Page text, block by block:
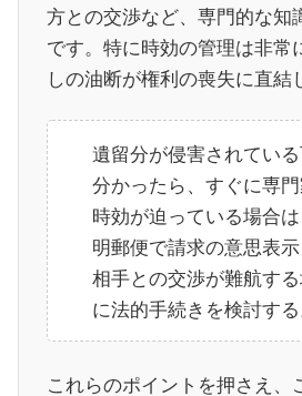
方との交渉など、専門的な知
です。特に時効の管理は非常
しの油断が権利の喪失に直結
遺留分が侵害されてい
分かったら、すぐに専門
時効が迫っている場合
明郵便で請求の意思表示
相手との交渉が難航す
に法的手続きを検討する
これらのポイントを押さえ、